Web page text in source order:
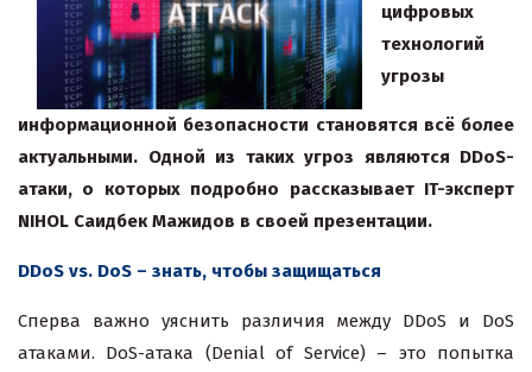
цифровых
технологий
угрозы
информационной безопасности становятся всё более
актуальными. Одной из таких угроз являются DDoS-
атаки, о которых подробно рассказывает IT-эксперт
NIHOL Саидбек Мажидов в своей презентации.
DDoS vs. DoS – знать, чтобы защищаться
Сперва важно уяснить различия между DDoS и DoS
атаками. DoS-атака (Denial of Service) – это попытка